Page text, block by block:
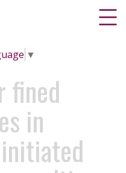
▼
fined
in